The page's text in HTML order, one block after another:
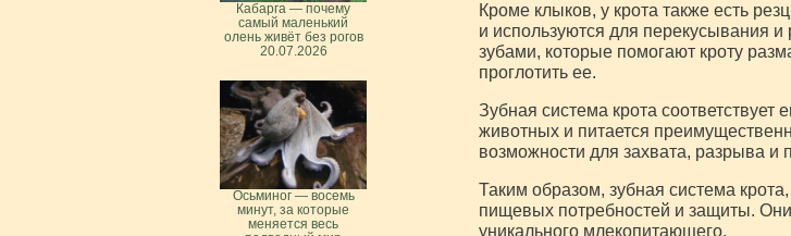
Кроме клыков, у крота также есть
и используются для перекусывания
зубами, которые помогают кроту
проглотить ее.
Зубная система крота
животных и питается
возможности для захвата, разрыва и
Таким образом, зубная система
пищевых потребностей и защиты.
уникального млекопитающего.
Кабарга — почему
самый маленький
олень живёт без рогов
20.07.2026
Осьминог — восемь
минут, за которые
меняется весь